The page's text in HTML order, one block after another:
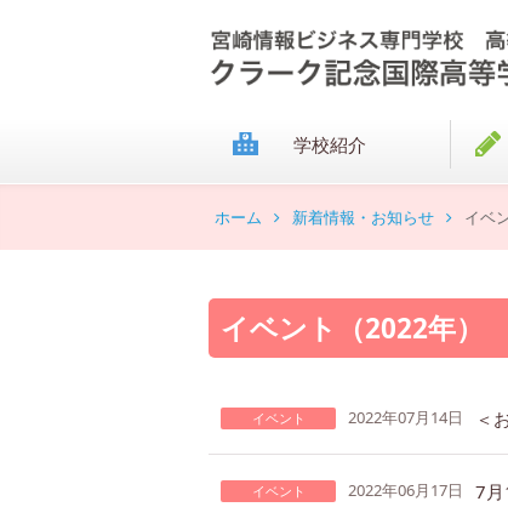
学校紹介
ホーム 新着情報・お知らせ イベ
イベント（2022年）
イベント 2022年07月14日
イベント 2022年06月17日 7月